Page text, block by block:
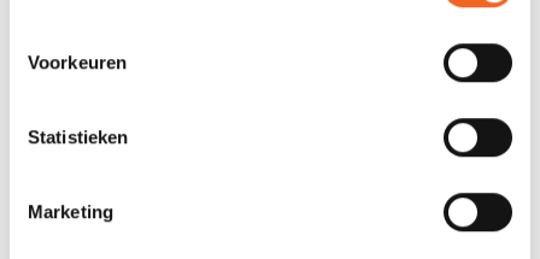
Voorkeuren
Statistieken
Marketing
CARBON-NYLON, POSI-
AQUA BOUND STING RAY
CARBON-NYLON, POSI-